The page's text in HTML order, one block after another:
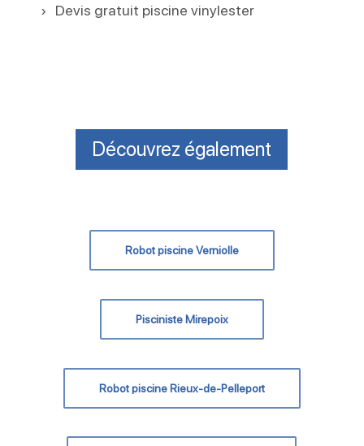
Devis gratuit piscine vinylester
Découvrez également
Robot piscine Verniolle
Pisciniste Mirepoix
Robot piscine Rieux-de-Pelleport